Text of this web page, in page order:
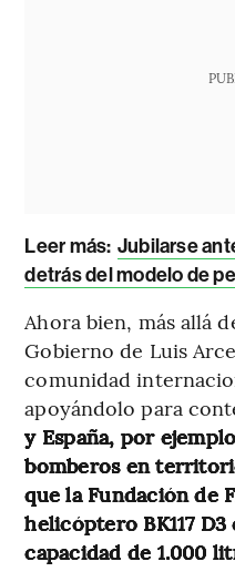
Leer más: Jubilarse
detrás del modelo de
Ahora bien, más allá
Gobierno de Luis
comunidad
apoyándolo para
y España, por
bomberos en
que la Fundación de
helicóptero BK117
capacidad de 1.000